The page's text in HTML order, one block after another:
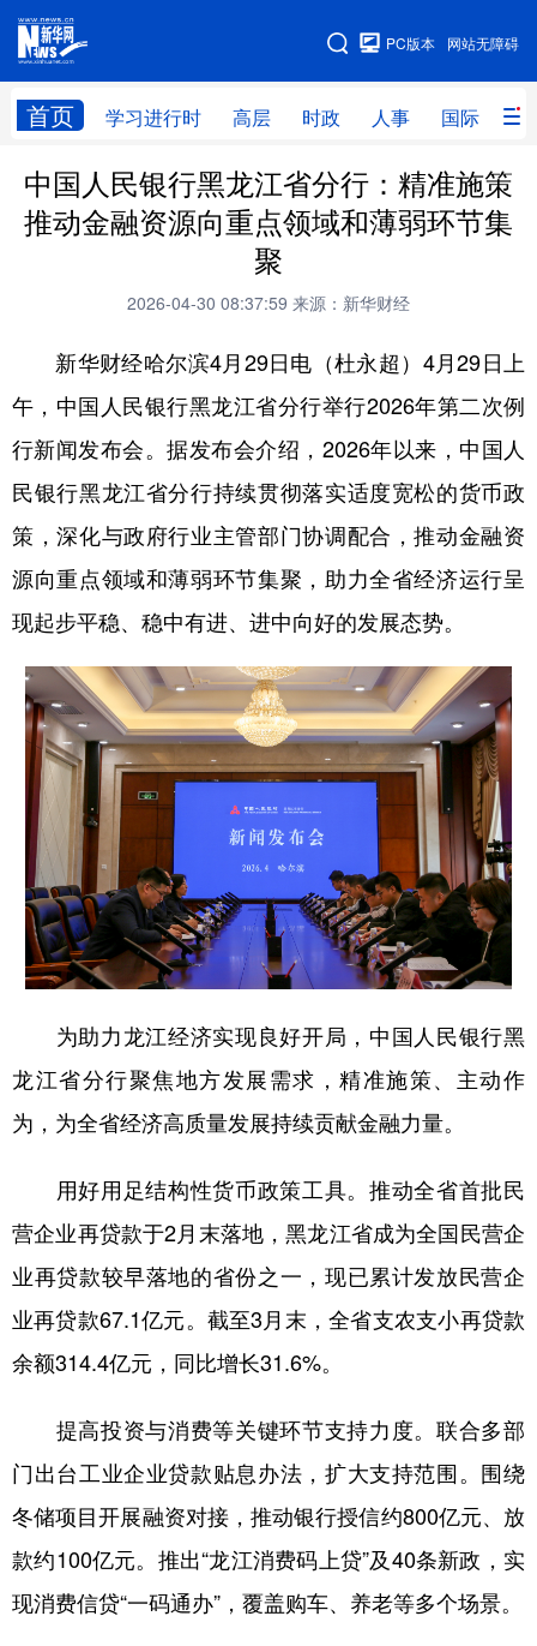
网站无障碍
PC版本
首页 学习进行时 高层 时政 人事 国际 财
网站地图
学习进行时 高层 时政 人事
国际 财经 网评 港澳
健康 军事 访谈
食品 人居 信息化 乡村振兴
溯源中国 城市 旅游 能源
会展 彩票 娱乐 时尚
悦读 公益 书画 一带一路
亚太网 上市公司 投教基地
地方频道
北京 河北 山西
辽宁 上海 江苏
浙江 安徽 福建 江西
山东 河南 湖北 湖南
广东 广西 海南 重庆
四川 贵州 云南 西藏
陕西 甘肃 青海 宁夏
新疆 内蒙古 黑龙江
多语种频道
English Español Français عربى
Русский язык 日本語
Deutsch Português
中国人民银行黑龙江省分行：精准施策
推动金融资源向重点领域和薄弱环节集
聚
2026-04-30 08:37:59 来源：新华财经
新华财经哈尔滨4月29日电（杜永超）4月29日上
午，中国人民银行黑龙江省分行举行2026年第二次例
行新闻发布会。据发布会介绍，2026年以来，中国人
民银行黑龙江省分行持续贯彻落实适度宽松的货币政
策，深化与政府行业主管部门协调配合，推动金融资
源向重点领域和薄弱环节集聚，助力全省经济运行呈
现起步平稳、稳中有进、进中向好的发展态势。
为助力龙江经济实现良好开局，中国人民银行黑
龙江省分行聚焦地方发展需求，精准施策、主动作
为，为全省经济高质量发展持续贡献金融力量。
用好用足结构性货币政策工具。推动全省首批民
营企业再贷款于2月末落地，黑龙江省成为全国民营企
业再贷款较早落地的省份之一，现已累计发放民营企
业再贷款67.1亿元。截至3月末，全省支农支小再贷款
余额314.4亿元，同比增长31.6%。
提高投资与消费等关键环节支持力度。联合多部
门出台工业企业贷款贴息办法，扩大支持范围。围绕
冬储项目开展融资对接，推动银行授信约800亿元、放
款约100亿元。推出“龙江消费码上贷”及40条新政，实
现消费信贷“一码通办”，覆盖购车、养老等多个场景。